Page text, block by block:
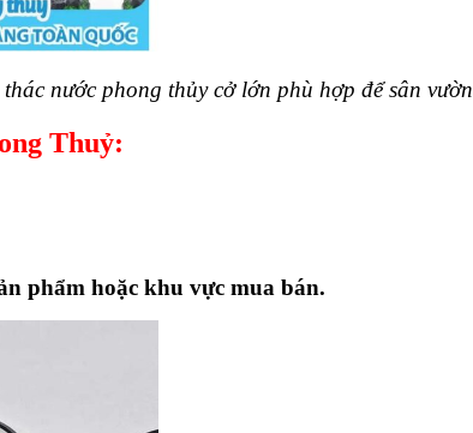
nước phong thủy cở lớn phù hợp để sân vườn
Thuỷ:
phẩm hoặc khu vực mua bán.